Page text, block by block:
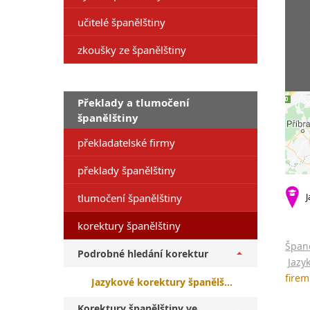
učitelé španělštiny
zkoušky ze španělštiny
Překlady a tlumočení
španělštiny
překladatelské firmy
překlady španělštiny
tlumočení španělštiny
korektury španělštiny
Podrobné hledání korektur
Jazykové korektury španělštiny rodilým mluvčím Praha 8